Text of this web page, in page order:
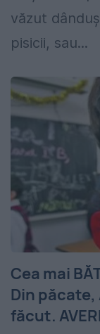
văzut
pisicii, sau...
Cea mai
Din păcate,
făcut.